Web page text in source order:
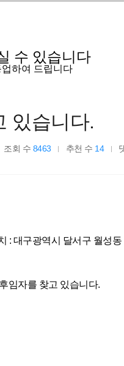
수 있습니다
업하여 드립니다
있습니다.
조회 수 8463 추천 수 14
: 대구광역시 달서구 월성
임자를 찾고 있습니다.